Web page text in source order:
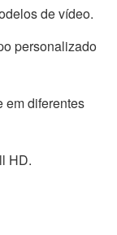
de vídeo.
personalizado
em diferentes
HD.